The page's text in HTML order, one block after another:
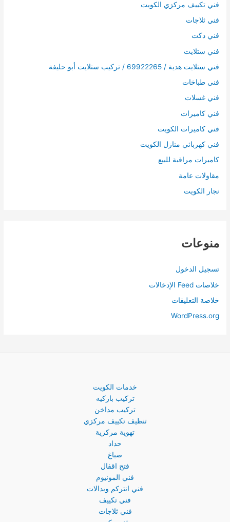
فني تكييف مركزي الكويت
فني ثلاجات
فني دكت
فني ستلايت
فني ستلايت هدية / 69922265 / تركيب ستلايت أبو حليفة
فني طباخات
فني غسلات
فني كاميرات
فني كاميرات الكويت
فني كهربائي منازل الكويت
كاميرات مراقبة للبيع
مقاولات عامة
نجار الكويت
منوعات
تسجيل الدخول
خلاصات Feed الإدخالات
خلاصة التعليقات
WordPress.org
خدمات الكويت
تركيب باركيه
تركيب مداخن
تنظيف تكييف مركزي
تهوية مركزية
حداد
صباغ
فتح اقفال
فني المونيوم
فني انتركم وبدالات
فني تكييف
فني ثلاجات